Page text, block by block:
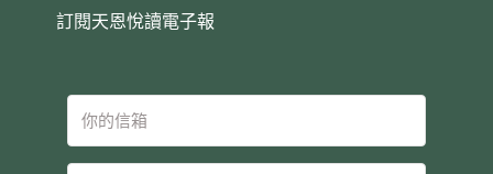
訂閱天恩悅讀電子報